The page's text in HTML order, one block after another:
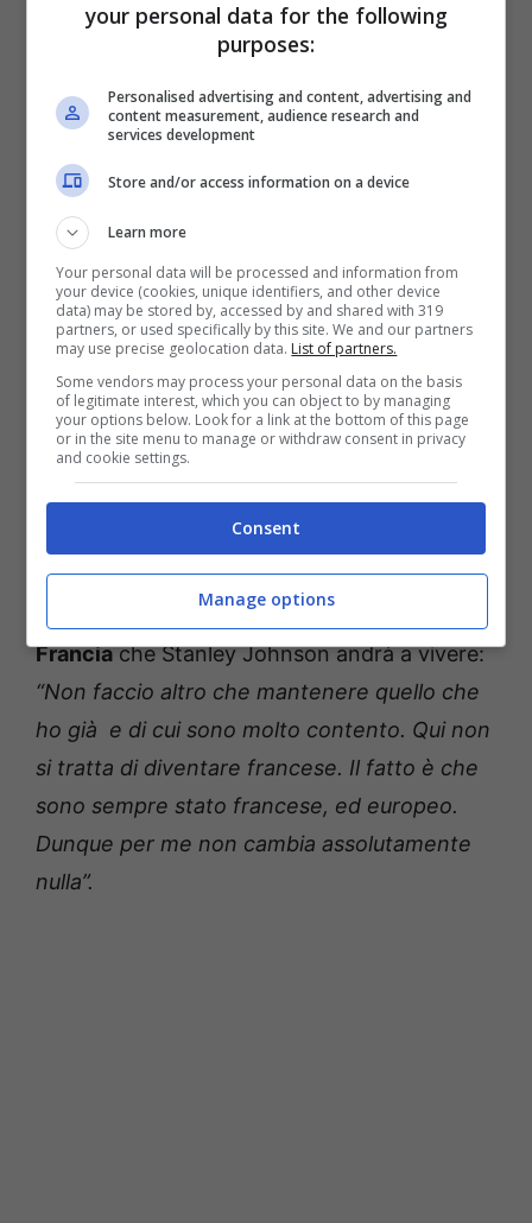
LEGGI ANCHE >Brexit, da mezzanotte è
tutto diverso: come organizzarsi senza fare
errori
2021 Fuga da Londra
Stanley Johnson, da sempre sostiene di
essere contrario allaBrexit
nonna diBoris Johnson, era francese: nata a
Versailles, alle porte di Parigi. Ed è proprio in
Franciache Stanley Johnson andrà a vivere:
“Non faccio altro che mantenere quello che
ho già e di cui sono molto contento. Qui non
si tratta di diventare francese. Il fatto è che
sono sempre stato francese, ed europeo.
Dunque per me non cambia assolutamente
nulla”.
your personal data for the following
purposes:
Personalised advertising and content, advertising and
content measurement, audience research and
services development
Store and/or access information on a device
Learn more
Your personal data will be processed and information from
your device (cookies, unique identifiers, and other device
data) may be stored by, accessed by and shared with 319
partners, or used specifically by this site. We and our partners
may use precise geolocation data. List of partners.
Some vendors may process your personal data on the basis
of legitimate interest, which you can object to by managing
your options below. Look for a link at the bottom of this page
or in the site menu to manage or withdraw consent in privacy
and cookie settings.
Consent
Manage options